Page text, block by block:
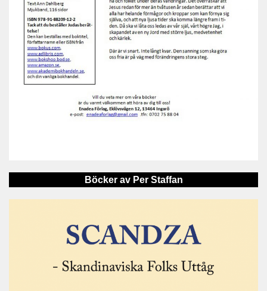
Böcker av Per Staffan